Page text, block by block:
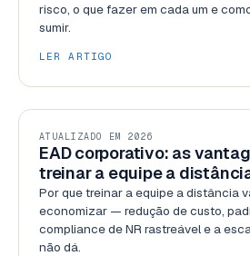
risco, o que fazer em cada um e
sumir.
LER ARTIGO
PLATAFORMAS
ATUALIZADO EM 2026
EAD corporativo: as
treinar a equipe a
Por que treinar a equipe a distância
economizar — redução de custo,
compliance de NR rastreável e a
não dá.